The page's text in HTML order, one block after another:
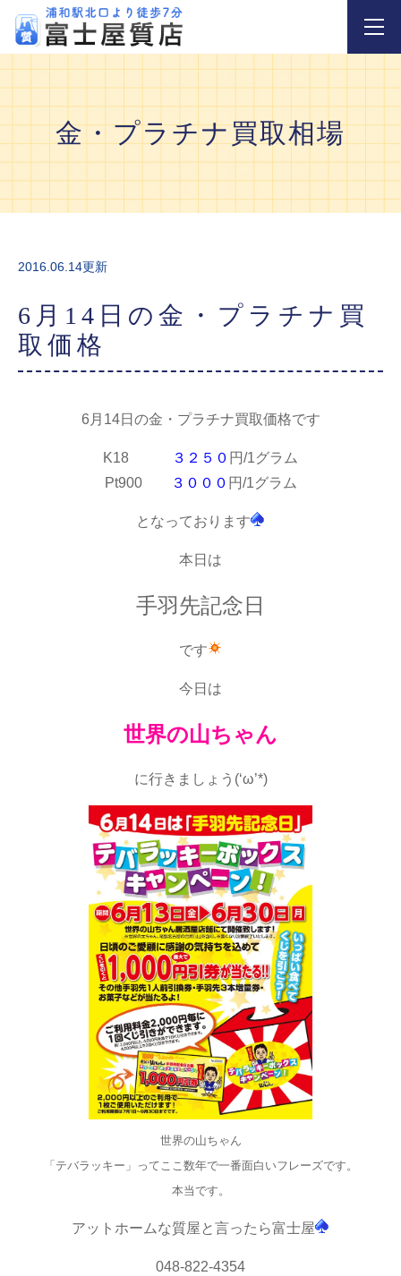
金・プラチナ買取相場
2016.06.14更新
6月14日の金・プラチナ買
取価格
6月14日の金・プラチナ買取価格です
K18 ３２５０ 円/1グラム
Pt900
３０００ 円/1グラム
となっております
本日は
手羽先記念日
です
今日は
世界の山ちゃん
に行きましょう(‘ω’*)
世界の山ちゃん
「テバラッキー」ってここ数年で一番面白いフレーズです。
本当です。
アットホームな質屋と言ったら富士屋
048-822-4354